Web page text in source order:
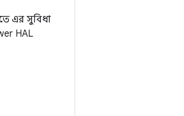
এর সুবিধা
HAL